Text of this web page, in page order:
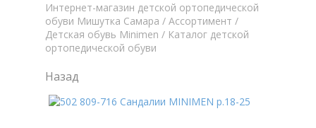
Интернет-магазин детской ортопедической
обуви Мишутка Самара / Aссортимент /
Детская обувь Minimen / Каталог детской
ортопедической обуви
Назад